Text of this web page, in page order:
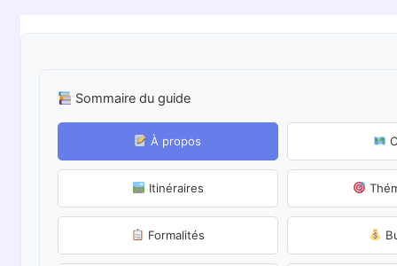
Sommaire du guide
À propos
Itinéraires
Formalités